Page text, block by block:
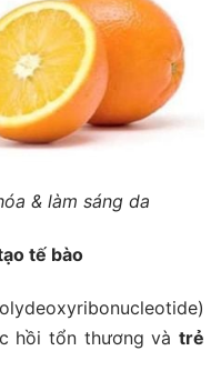
& làm sáng da
tế bào
hồi tổn thương và trẻ